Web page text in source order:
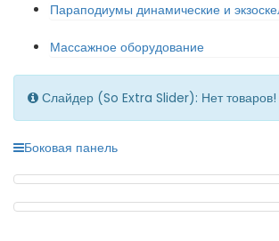
Параподиумы динамические и
Массажное оборудование
Слайдер (So Extra Slider): Нет товаров!
Боковая панель